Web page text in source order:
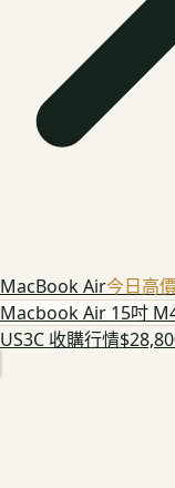
MacBook Air今日高
Macbook Air 15吋
US3C 收購行情